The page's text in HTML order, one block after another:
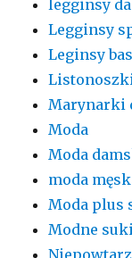
legginsy
Legginsy
Leginsy
Listonoszki
Marynarki
Moda
Moda
moda
Moda plus
Modne